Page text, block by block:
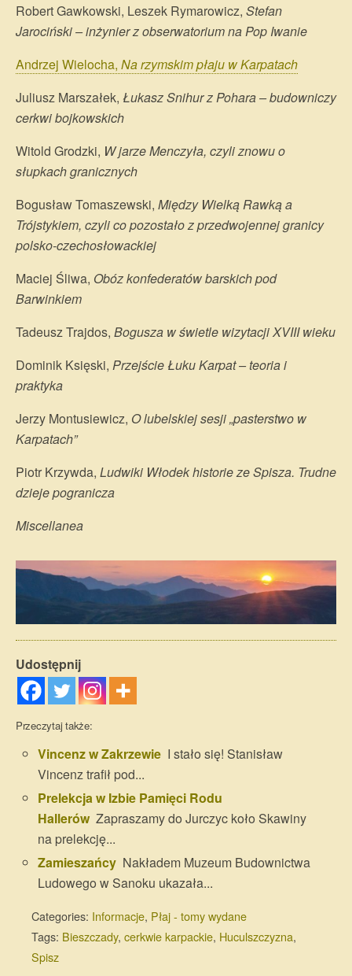
Robert Gawkowski, Leszek Rymarowicz, Stefan
Jarociński – inżynier z obserwatorium na Pop Iwanie
Andrzej Wielocha, Na rzymskim płaju w Karpatach
Juliusz Marszałek, Łukasz Snihur z Pohara – budowniczy
cerkwi bojkowskich
Witold Grodzki, W jarze Menczyła, czyli znowu o
słupkach granicznych
Bogusław Tomaszewski, Między Wielką Rawką a
Trójstykiem, czyli co pozostało z przedwojennej granicy
polsko-czechosłowackiej
Maciej Śliwa, Obóz konfederatów barskich pod
Barwinkiem
Tadeusz Trajdos, Bogusza w świetle wizytacji XVIII wieku
Dominik Księski, Przejście Łuku Karpat – teoria i
praktyka
Jerzy Montusiewicz, O lubelskiej sesji „pasterstwo w
Karpatach”
Piotr Krzywda, Ludwiki Włodek historie ze Spisza. Trudne
dzieje pogranicza
Miscellanea
Udostępnij
Przeczytaj także:
Vincenz w Zakrzewie I stało się! Stanisław
Vincenz trafił pod...
Prelekcja w Izbie Pamięci Rodu
Hallerów Zapraszamy do Jurczyc koło Skawiny
na prelekcję...
Zamieszańcy Nakładem Muzeum Budownictwa
Ludowego w Sanoku ukazała...
Categories: Informacje, Płaj - tomy wydane
Tags: Bieszczady, cerkwie karpackie, Huculszczyzna,
Spisz